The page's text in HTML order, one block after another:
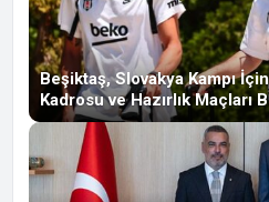
Beşiktaş, Slovakya Kampı
Kadrosu ve Hazırlık Maçları